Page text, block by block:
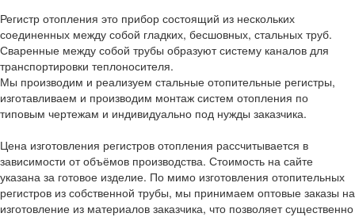
Регистр отопления это прибор состоящий из нескольких
соединенных между собой гладких, бесшовных, стальных труб.
Сваренные между собой трубы образуют систему каналов для
транспортировки теплоносителя.
Мы производим и реализуем стальные отопительные регистры,
изготавливаем и производим монтаж систем отопления по
типовым чертежам и индивидуально под нужды заказчика.
Цена изготовления регистров отопления рассчитывается в
зависимости от объёмов производства. Стоимость на сайте
указана за готовое изделие. По мимо изготовления отопительных
регистров из собственной трубы, мы принимаем оптовые заказы на
изготовление из материалов заказчика, что позволяет существенно